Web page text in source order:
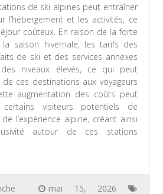
de ski alpines peut entraîner
l’hébergement et les activités, ce
coûteux. En raison de la forte
saison hivernale, les tarifs des
de ski et des services annexes
niveaux élevés, ce qui peut
de ces destinations aux voyageurs
augmentation des coûts peut
visiteurs potentiels de
l’expérience alpine, créant ainsi
autour de ces stations
mai 15, 2026